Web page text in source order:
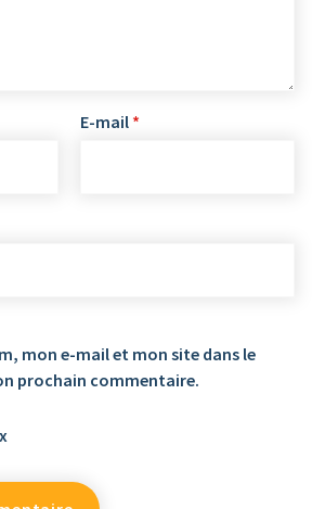
E-mail *
mon e-mail et mon site dans le
prochain commentaire.